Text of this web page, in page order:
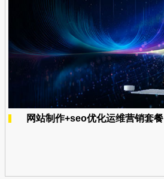
网站制作+seo优化运维营销套餐